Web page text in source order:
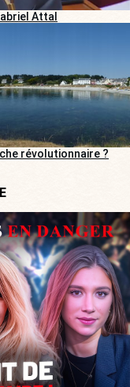
Attal
révolutionnaire ?